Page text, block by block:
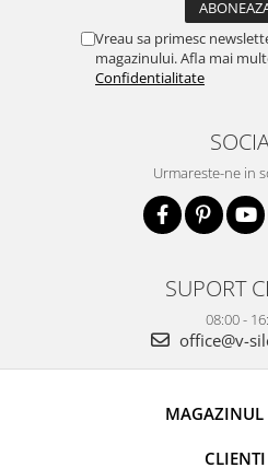
Vreau sa primesc
magazinului. Afla mai
Confidentialitate
Urmareste-ne in
SUPORT
08:00 -
office@v-
MAGAZINUL
CLIENTI